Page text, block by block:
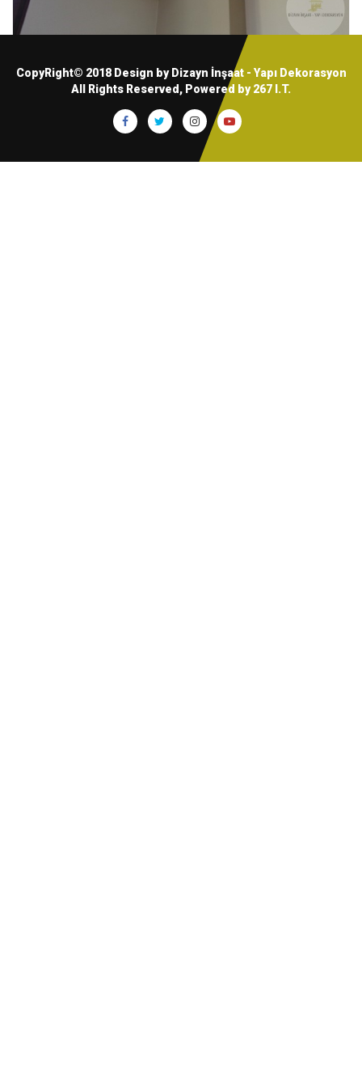
CopyRight© 2018 Design by Dizayn İnşaat - Yapı Dekorasyon
All Rights Reserved, Powered by267 I.T.